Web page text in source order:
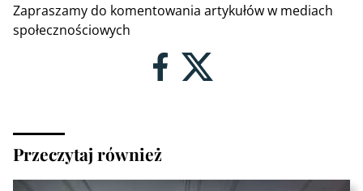
Zapraszamy do komentowania artykułów w mediach
społecznościowych
Przeczytaj również